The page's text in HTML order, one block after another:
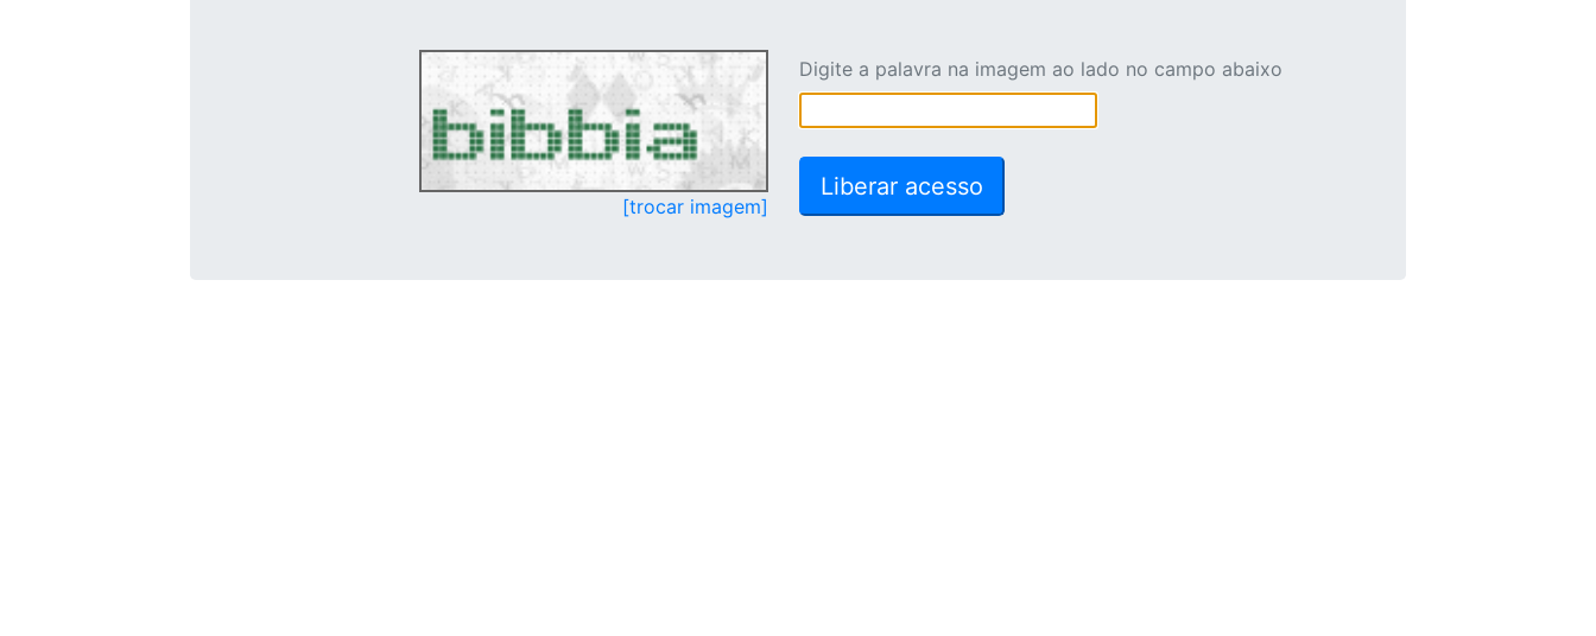
[trocar imagem]
Digite a palavra na imagem ao lado no campo abaixo